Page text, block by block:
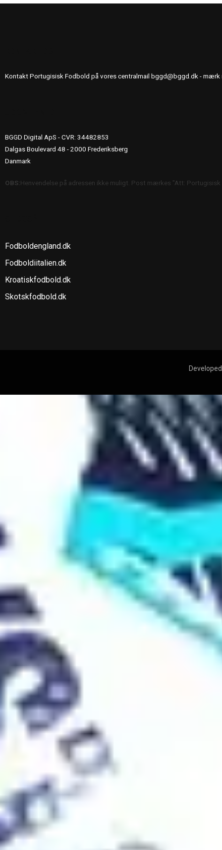
Kontakt Portugisisk Fodbold på vores centralmail bggd@bggd.dk - mærk
BGGD Digital ApS - CVR: 34482853
Dalgas Boulevard 48 - 2000 Frederiksberg
Danmark
OBS:Henvendelse på adressen ikke muligt. Post mærkes "Att:
Fodboldengland.dk
Fodboldiitalien.dk
Kroatiskfodbold.dk
Skotskfodbold.dk